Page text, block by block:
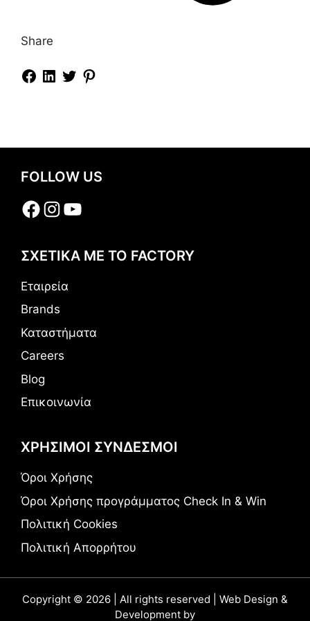
Share
FOLLOW US
Facebook
Instagram
YouTube
ΣΧΕΤΙΚΑ ΜΕ ΤΟ FACTORY
Εταιρεία
Brands
Καταστήματα
Careers
Blog
Επικοινωνία
ΧΡΗΣΙΜΟΙ ΣΥΝΔΕΣΜΟΙ
Όροι Χρήσης
Όροι Χρήσης προγράμματος Check In & Win
Πολιτική Cookies
Πολιτική Απορρήτου
Copyright © 2026 | All rights reserved | Web Design &
Development by